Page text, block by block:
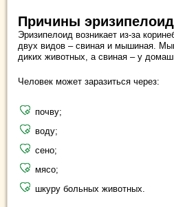
Причины
Эризипелоид возникает из-за
двух видов – свиная и мышиная.
диких животных, а свиная – у
Человек может заразиться через:
почву;
воду;
сено;
мясо;
шкуру больных животных.